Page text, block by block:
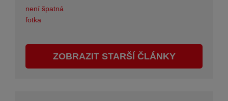
ZOBRAZIT STARŠÍ ČLÁNKY